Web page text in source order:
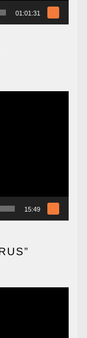
01:01:31
15:49